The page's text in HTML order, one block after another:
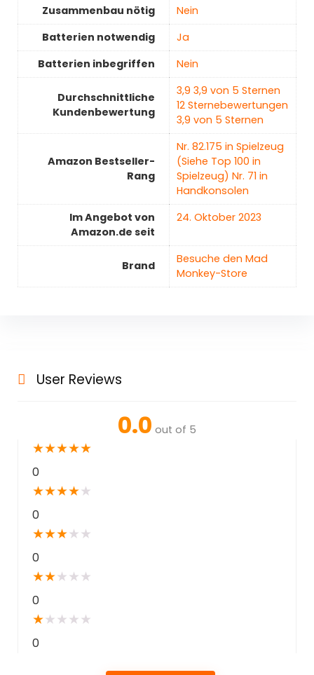
Zusammenbau nötig
‎Nein
Batterien notwendig
‎Ja
Batterien inbegriffen
‎Nein
Durchschnittliche
Kundenbewertung
3,9 3,9 von 5 Sternen
12 Sternebewertungen
3,9 von 5 Sternen
Amazon Bestseller-
Rang
Nr. 82.175 in Spielzeug
(Siehe Top 100 in
Spielzeug) Nr. 71 in
Handkonsolen
Im Angebot von
Amazon.de seit
24. Oktober 2023
Brand
Besuche den Mad
Monkey-Store
User Reviews
0.0 out of 5
★★★★★
0
★★★★★
0
★★★★ ★
0
★★★ ★ ★
0
★★ ★ ★ ★
0